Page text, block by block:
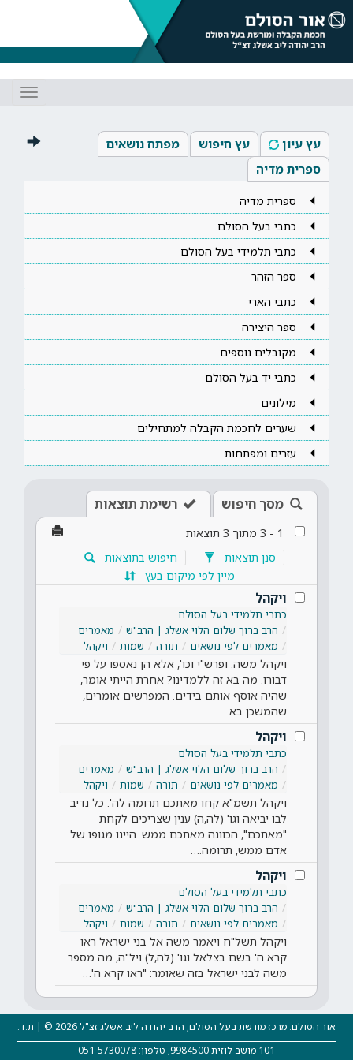
עץ עיון עץ חיפוש
מפתח נושאים
ספרית מדיה
ספרית מדיה
כתבי בעל הסולם
כתבי תלמידי בעל הסולם
ספר הזהר
כתבי הארי
ספר היצירה
מקובלים נוספים
כתבי יד בעל הסולם
מילונים
שערים לחכמת הקבלה למתחילים
עזרים ומפתחות
מסך חיפוש רשימת תוצאות
1
-
3 מתוך 3 תוצאות
סנן תוצאות
חיפוש בתוצאות
מיין לפי מיקום בעץ
ויקהל
כתבי תלמידי בעל הסולם
הרב ברוך שלום הלוי אשלג | הרב"ש
מאמרים
מאמרים לפי נושאים
תורה שמות ויקהל
ויקהל משה. ופרש"י וכו', אלא הן נאספו על פי
דבורו. מה בא זה ללמדינו? אחרת הייתי אומר,
שהיה אוסף אותם בידים. המפרשים אומרים,
שהמשכן בא…
ויקהל
כתבי תלמידי בעל הסולם
הרב ברוך שלום הלוי אשלג | הרב"ש
מאמרים
מאמרים לפי נושאים
תורה שמות ויקהל
ויקהל תשמ"א קחו מאתכם תרומה לה'. כל נדיב
לבו יביאה וגו' (לה,ה) ענין שצריכים לקחת
"מאתכם", הכוונה מאתכם ממש. היינו מגופו של
אדם ממש, תרומה.…
ויקהל
כתבי תלמידי בעל הסולם
הרב ברוך שלום הלוי אשלג | הרב"ש
מאמרים
מאמרים לפי נושאים
תורה שמות ויקהל
ויקהל תשל"ח ויאמר משה אל בני ישראל ראו
קרא ה' בשם בצלאל וגו' (לה,ל) ויל"ה, מה מספר
משה לבני ישראל בזה שאומר: "ראו קרא ה'…
אור הסולם: מרכז מורשת בעל הסולם, הרב יהודה ליב אשלג זצ"ל 2026 © | ת.ד.
101 מושב לוזית 9984500, טלפון: 051-5730078